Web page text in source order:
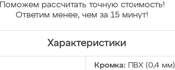
Поможем рассчитать точную стоимость!
Ответим менее, чем за 15 минут!
Характеристики
Кромка: ПВХ (0,4 мм)